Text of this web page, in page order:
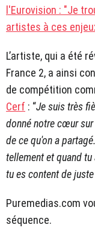
l'Eurovision : "Je
artistes à ces
L’artiste, qui a été
France 2, a ainsi
de compétition
Cerf : “Je suis très
donné notre cœur
de ce qu'on a
tellement et quand
tu es content de
Puremedias.com
séquence.